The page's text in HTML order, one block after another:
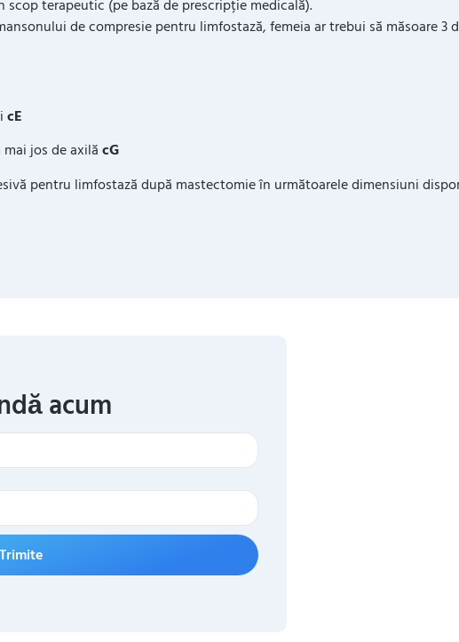
scop terapeutic (pe bază de prescripție medicală).
de compresie pentru limfostază, femeia ar trebui să măsoare
cE
jos de axilăcG
pentru limfostază după mastectomie în următoarele dimensiuni
acum
Trimite